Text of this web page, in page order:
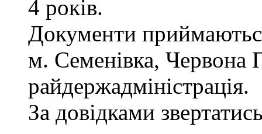
4 років.
Документи
м. Семенівка,
райдержадміністрація.
За довідками